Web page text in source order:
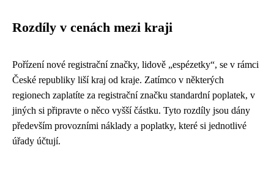
Rozdíly v cenách mezi kraji
Pořízení nové registrační značky, lidově „espézetky“, se v rámci
České republiky liší kraj od kraje. Zatímco v některých
regionech zaplatíte za registrační značku standardní poplatek, v
jiných si připravte o něco vyšší částku. Tyto rozdíly jsou dány
především provozními náklady a poplatky, které si jednotlivé
úřady účtují.